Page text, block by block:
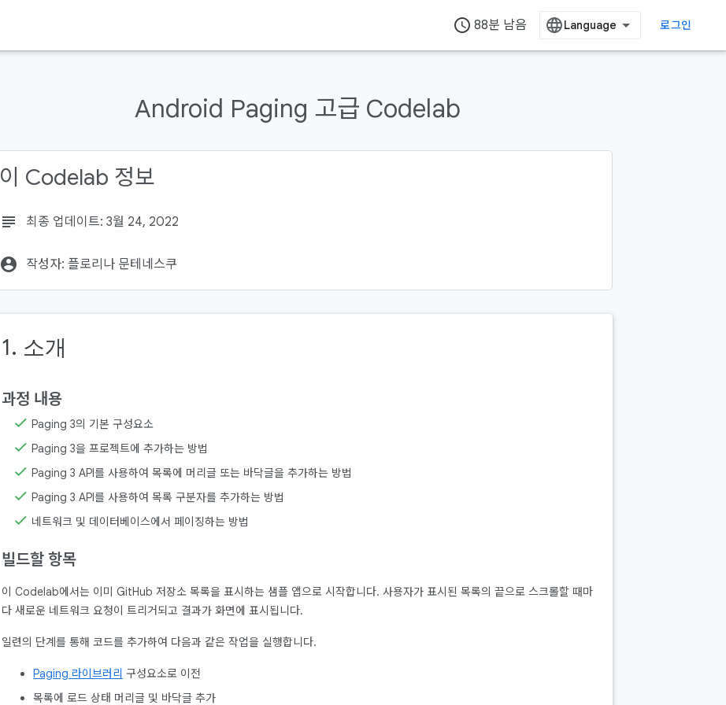
access_time 88분 남음 로그인
Android Paging 고급 Codelab
이 Codelab 정보
subject 최종 업데이트: 3월 24, 2022
account_circle 작성자: 플로리나 문테네스쿠
1. 소개
과정 내용
Paging 3의 기본 구성요소
Paging 3을 프로젝트에 추가하는 방법
Paging 3 API를 사용하여 목록에 머리글 또는 바닥글을 추가하는 방법
Paging 3 API를 사용하여 목록 구분자를 추가하는 방법
네트워크 및 데이터베이스에서 페이징하는 방법
빌드할 항목
이 Codelab에서는 이미 GitHub 저장소 목록을 표시하는 샘플 앱으로 시작합니다. 사용자가 표시된 목록의 끝으로 스크롤할 때마
다 새로운 네트워크 요청이 트리거되고 결과가 화면에 표시됩니다.
일련의 단계를 통해 코드를 추가하여 다음과 같은 작업을 실행합니다.
Paging 라이브러리 구성요소로 이전
목록에 로드 상태 머리글 및 바닥글 추가